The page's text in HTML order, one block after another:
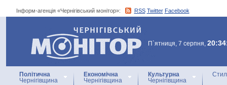
Інформ-агенція «Чернігівський монітор»: RSS Twitter Facebook
Інформ-агенція
«Чернігівський монітор»
П`ятниця, 7 серпня,
Політична
Чернігівщина
Економічна
Чернігівщина
Культурна
Чернігівщина